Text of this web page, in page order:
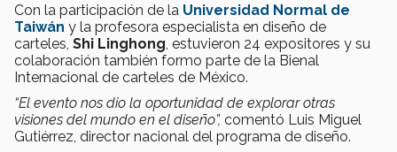
Con la participación de la Universidad Normal de
Taiwán y la profesora especialista en diseño de
carteles, Shi Linghong , estuvieron 24 expositores y su
colaboración también formo parte de la Bienal
Internacional de carteles de México.
“El evento nos dio la oportunidad de explorar otras
visiones del mundo en el diseño”, comentó Luis Miguel
Gutiérrez, director nacional del programa de diseño.